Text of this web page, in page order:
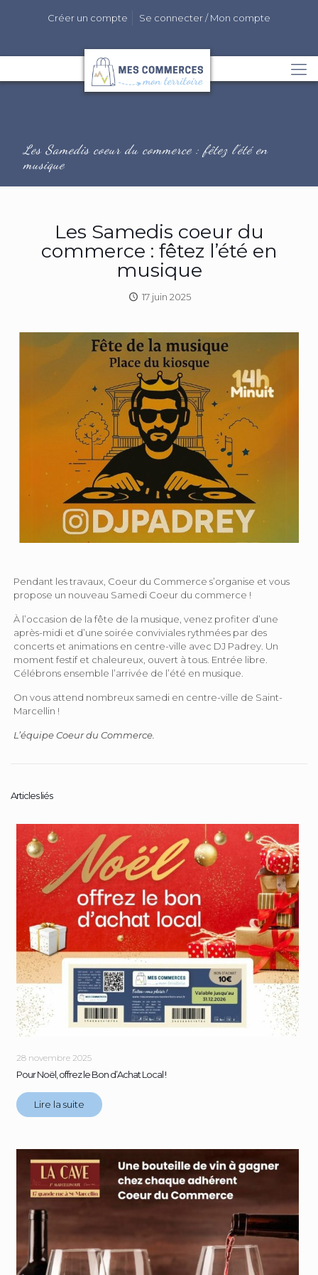
Créer un compte Se connecter / Mon compte
Les Samedis coeur du commerce : fêtez l’été en
musique
Les Samedis coeur du
commerce : fêtez l’été en
musique
17 juin 2025
Pendant les travaux, Coeur du Commerce s’organise et vous
propose un nouveau Samedi Coeur du commerce !
À l’occasion de la fête de la musique, venez profiter d’une
après-midi et d’une soirée conviviales rythmées par des
concerts et animations en centre-ville avec DJ Padrey. Un
moment festif et chaleureux, ouvert à tous. Entrée libre.
Célébrons ensemble l’arrivée de l’été en musique.
On vous attend nombreux samedi en centre-ville de Saint-
Marcellin !
L’équipe Coeur du Commerce.
Articles liés
28 novembre 2025
Pour Noël, offrez le Bon d’Achat Local !
Lire la suite